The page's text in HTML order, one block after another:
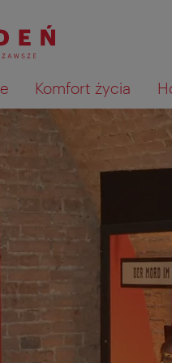
Komfort życia
na mapie wyniki